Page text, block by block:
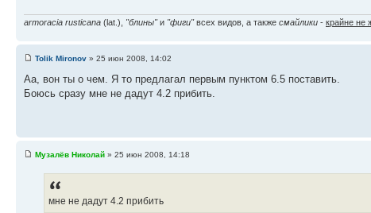
armoracia rusticana (lat.), "блины"и "фиги"всех видов, а также смайлики - крайне не
Tolik Mironov » 25 июн 2008, 14:02
Аа, вон ты о чем. Я то предлагал первым пунктом 6.5 поставить.
Боюсь сразу мне не дадут 4.2 прибить.
Музалёв Николай » 25 июн 2008, 14:18
мне не дадут 4.2 прибить